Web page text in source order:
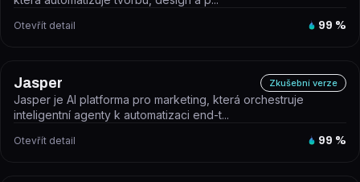
Otevřít detail 99 %
Jasper Zkušební verze
Jasper je AI platforma pro marketing, která orchestruje
inteligentní agenty k automatizaci end-t...
Otevřít detail 99 %